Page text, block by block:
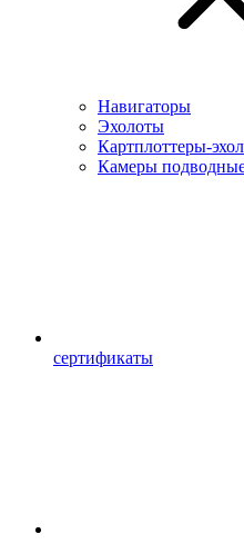
Навигаторы
Эхолоты
Картплоттеры-
Камеры
сертификаты